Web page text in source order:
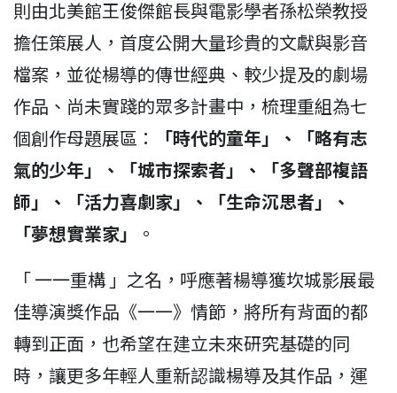
則由北美館王俊傑館長與電影學者孫松榮教授
擔任策展人，首度公開大量珍貴的文獻與影音
檔案，並從楊導的傳世經典、較少提及的劇場
作品、尚未實踐的眾多計畫中，梳理重組為七
個創作母題展區：
「時代的童年」、「略有志
氣的少年」、「城市探索者」、「多聲部複語
師」、「活力喜劇家」、「生命沉思者」、
「夢想實業家」
。
「 一一重構 」之名，呼應著楊導獲坎城影展最
佳導演獎作品《一一》情節，將所有背面的都
轉到正面，也希望在建立未來研究基礎的同
時，讓更多年輕人重新認識楊導及其作品，運